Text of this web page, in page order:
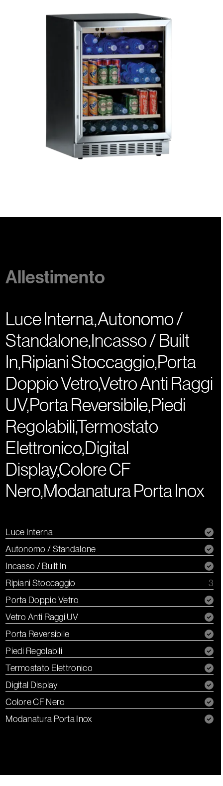
Allestimento
Luce Interna,Autonomo /
Standalone,Incasso / Built
In,Ripiani Stoccaggio,Porta
Doppio Vetro,Vetro Anti Raggi
UV,Porta Reversibile,Piedi
Regolabili,Termostato
Elettronico,Digital
Display,Colore CF
Nero,Modanatura Porta Inox
Luce Interna
Autonomo / Standalone
Incasso / Built In
Ripiani Stoccaggio
3
Porta Doppio Vetro
Vetro Anti Raggi UV
Porta Reversibile
Piedi Regolabili
Termostato Elettronico
Digital Display
Colore CF Nero
Modanatura Porta Inox